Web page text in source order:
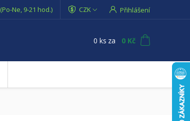
CZK Přihlášení
(Po-Ne, 9-21 hod.)
0 ks za 0 Kč